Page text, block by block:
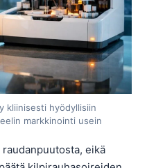
kliinisesti hyödyllisiin
markkinointi usein
eikä